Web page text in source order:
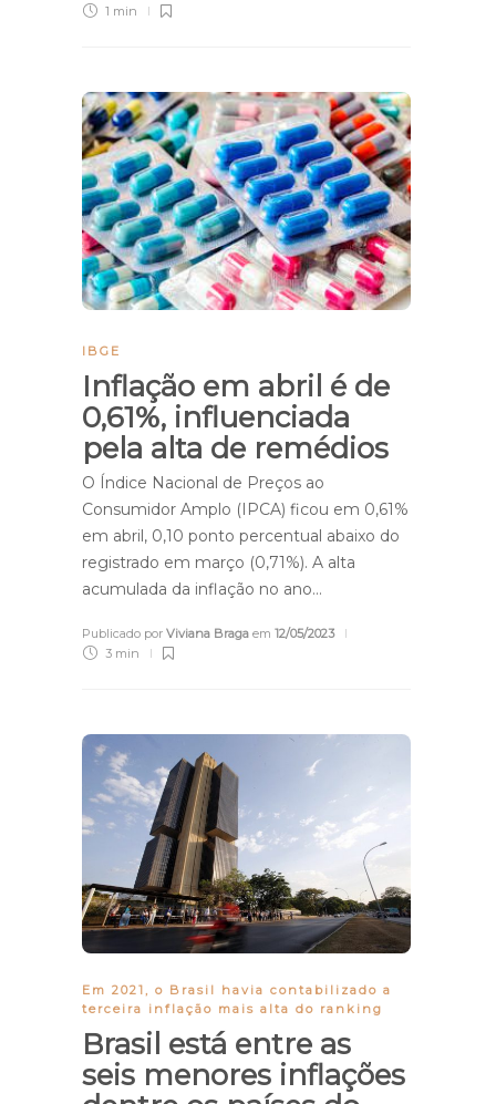
1 min
IBGE
Inflação em abril é de
0,61%, influenciada
pela alta de remédios
O Índice Nacional de Preços ao
Consumidor Amplo (IPCA) ficou em 0,61%
em abril, 0,10 ponto percentual abaixo do
registrado em março (0,71%). A alta
acumulada da inflação no ano…
Publicado por Viviana Braga em 12/05/2023
3 min
Em 2021, o Brasil havia contabilizado a
terceira inflação mais alta do ranking
Brasil está entre as
seis menores inflações